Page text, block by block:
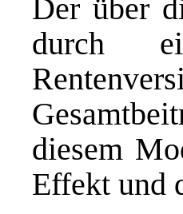
Der über
durch
diesem
Effekt und